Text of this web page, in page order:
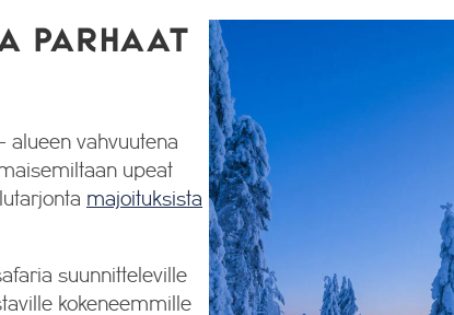
PARHAAT
alueen vahvuutena
upeat
majoituksista
suunnitteleville
kokeneemmille